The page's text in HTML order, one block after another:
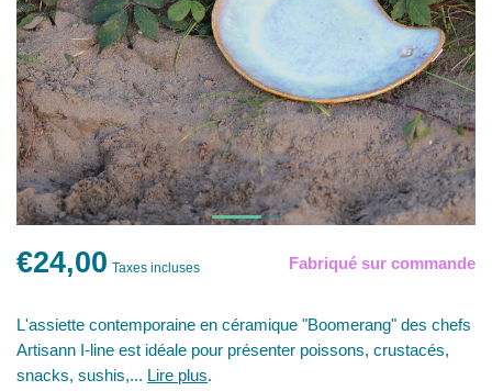
€24,00 Taxes incluses Fabriqué sur commande
L'assiette contemporaine en céramique "Boomerang" des chefs
Artisann I-line est idéale pour présenter poissons, crustacés,
snacks, sushis,... Lire plus.